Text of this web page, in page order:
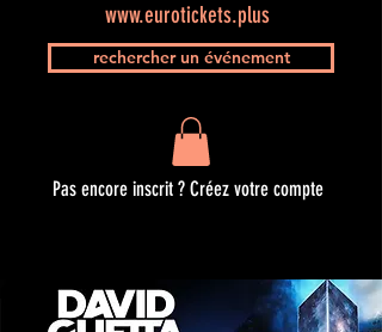
www.eurotickets.plus
rechercher un événement
Pas encore inscrit ? Créez votre compte